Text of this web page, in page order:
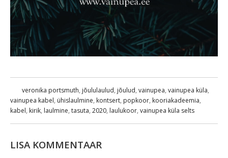
veronika portsmuth, jõululaulud, jõulud, vainupea, vainupea küla,
vainupea kabel, ühislaulmine, kontsert, popkoor, kooriakadeemia,
kabel, kirik, laulmine, tasuta, 2020, laulukoor, vainupea küla selts
LISA KOMMENTAAR